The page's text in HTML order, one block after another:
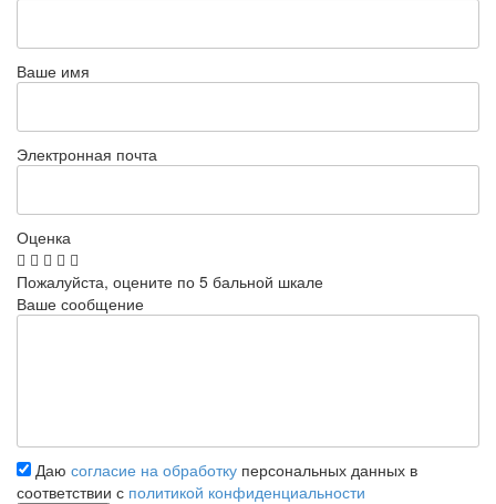
Ваше имя
Электронная почта
Оценка
Пожалуйста, оцените по 5 бальной шкале
Ваше сообщение
Даю согласие на обработку персональных данных в
соответствии с политикой конфиденциальности